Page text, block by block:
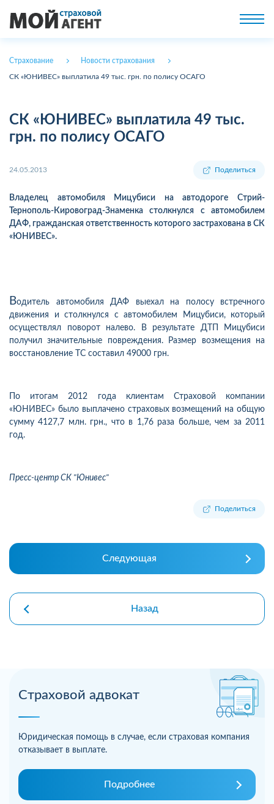
Страхование Новости страхования
СК «ЮНИВЕС» выплатила 49 тыс. грн. по полису ОСАГО
Страховой адвокат
Юридическая помощь в случае, если страховая компания
отказывает в выплате.
Подробнее
СК «ЮНИВЕС» выплатила 49 тыс.
грн. по полису ОСАГО
24.05.2013 Поделиться
Владелец автомобиля Мицубиси на автодороге Стрий-
Тернополь-Кировоград-Знаменка столкнулся с автомобилем
ДАФ, гражданская ответственность которого застрахована в СК
«ЮНИВЕС».
Водитель автомобиля ДАФ выехал на полосу встречного
движения и столкнулся с автомобилем Мицубиси, который
осуществлял поворот налево. В результате ДТП Мицубиси
получил значительные повреждения. Размер возмещения на
восстановление ТС составил 49000 грн.
По итогам 2012 года клиентам Страховой компании
«ЮНИВЕС» было выплачено страховых возмещений на общую
сумму 4127,7 млн. грн., что в 1,76 раза больше, чем за 2011
год.
Пресс-центр СК "Юнивес"
Поделиться
Следующая
Назад